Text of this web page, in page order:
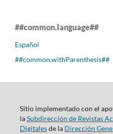
##common.language##
Español
##common.withParenthesis##
Sitio implementado con el
laSubdirección de Revistas
Digitalesde la Dirección